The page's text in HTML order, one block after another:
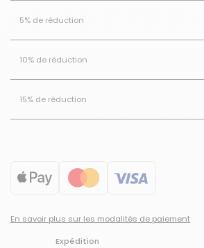
5% de réduction
10% de réduction
15% de réduction
En savoir plus sur les modalités de paiement
Expédition